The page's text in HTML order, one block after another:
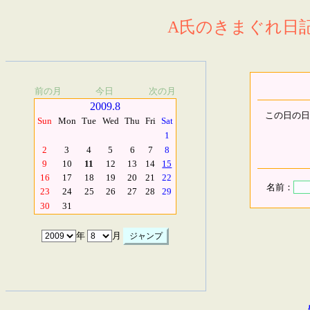
A氏のきまぐれ日
前の月 今日 次の月
2009.8
Sun Mon Tue Wed Thu Fri Sat
1
2
3 4 5 6 7
8
9
10 11 12 13 14
15
16
17 18 19 20 21
22
23
24 25 26 27 28
29
30
31
年 月
この日の
名前：